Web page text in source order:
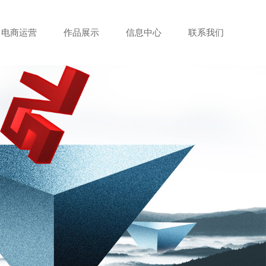
电商运营 作品展示 信息中心 联系我们